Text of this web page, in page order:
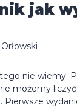
jak
nie wiemy.
możemy
Pierwsze